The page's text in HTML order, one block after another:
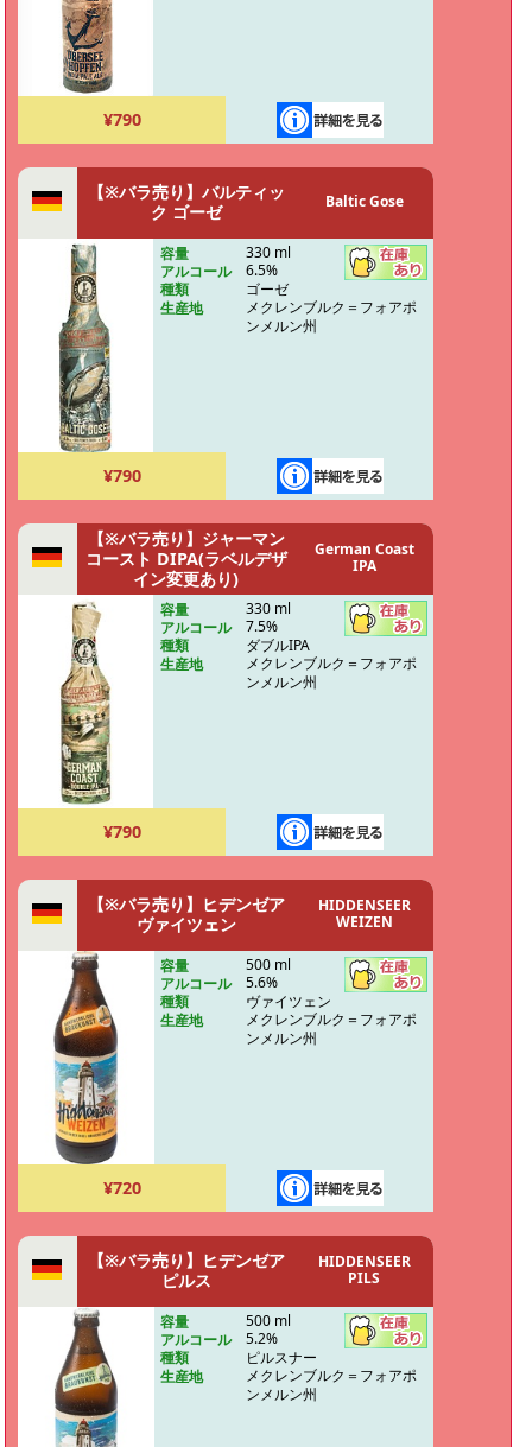
¥790
【※バラ売り】バルティッ
ク ゴーゼ
Baltic Gose
容量
330 ml
アルコール
6.5%
種類
ゴーゼ
生産地
メクレンブルク＝フォアポ
ンメルン州
¥790
【※バラ売り】ジャーマン
コースト DIPA(ラベルデザ
イン変更あり)
German Coast
IPA
容量
330 ml
アルコール
7.5%
種類
ダブルIPA
生産地
メクレンブルク＝フォアポ
ンメルン州
¥790
【※バラ売り】ヒデンゼア
ヴァイツェン
HIDDENSEER
WEIZEN
容量
500 ml
アルコール
5.6%
種類
ヴァイツェン
生産地
メクレンブルク＝フォアポ
ンメルン州
¥720
【※バラ売り】ヒデンゼア
ピルス
HIDDENSEER
PILS
容量
500 ml
アルコール
5.2%
種類
ピルスナー
生産地
メクレンブルク＝フォアポ
ンメルン州